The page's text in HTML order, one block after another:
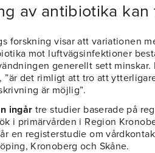
av antibiotika kan
forskning visar att variationen
mot luftvägsinfektioner
generellt sett minskar.
”är det rimligt att tro att
är möjlig”.
ingår tre studier baserade på
i primärvården i Region
en registerstudie om
Kronoberg och Skåne.